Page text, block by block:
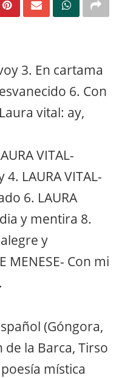
3. En cartama
6. Con
vital: ay,
VITAL-
LAURA VITAL-
6. LAURA
y mentira 8.
y
MENESE- Con mi
(Góngora,
de la Barca, Tirso
mística